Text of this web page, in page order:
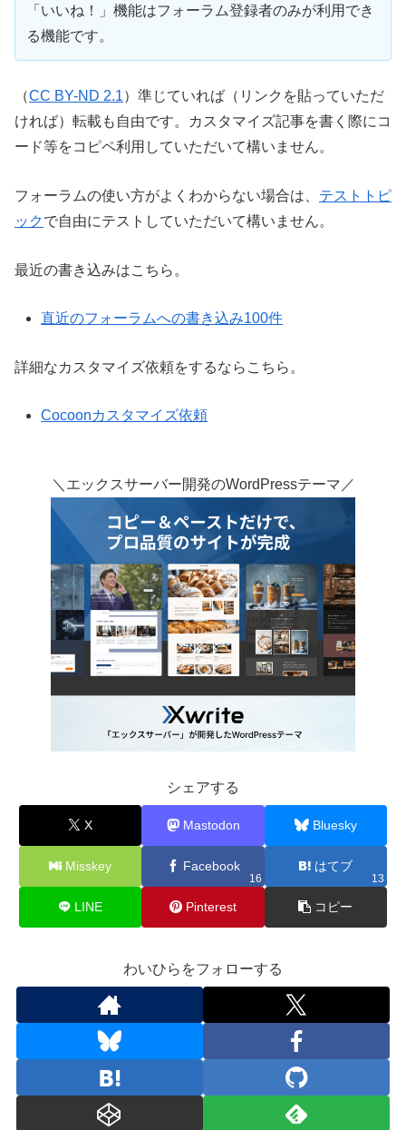
「いいね！」機能はフォーラム登録者のみが利用でき
る機能です。
（CC BY-ND 2.1）準じていれば（リンクを貼っていただ
ければ）転載も自由です。カスタマイズ記事を書く際にコ
ード等をコピペ利用していただいて構いません。
フォーラムの使い方がよくわからない場合は、 テストトピ
ックで自由にテストしていただいて構いません。
最近の書き込みはこちら。
直近のフォーラムへの書き込み100件
詳細なカスタマイズ依頼をするならこちら。
Cocoonカスタマイズ依頼
＼エックスサーバー開発のWordPressテーマ／
シェアする
X Mastodon Bluesky
Misskey Facebook
16
はてブ
13
LINE Pinterest コピー
わいひらをフォローする